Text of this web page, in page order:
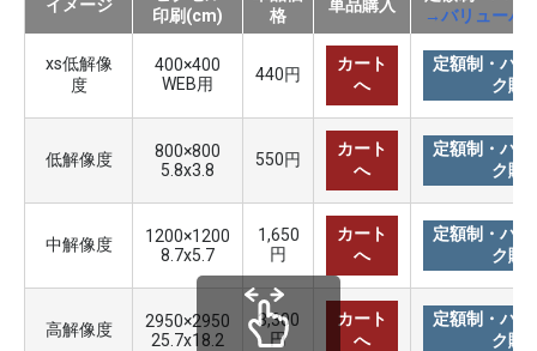
イメージ
印刷(cm)
格
単品購入
→バリューパ
xs低解像
度
400×400
WEB用
440円
カート
へ
定額制・バ
ク購
低解像度
800×800
5.8x3.8
550円
カート
へ
定額制・バ
ク購
中解像度
1200×1200
8.7x5.7
1,650
円
カート
へ
定額制・バ
ク購
高解像度
2950×2950
25.7x18.2
3,300
円
カート
へ
定額制・バ
ク購